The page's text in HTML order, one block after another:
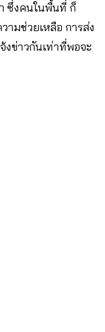
ซึ่งคนในพื้นที่ ก็
ามช่วยเหลือ การส่ง
ข่าวกันเท่าที่พอจะ